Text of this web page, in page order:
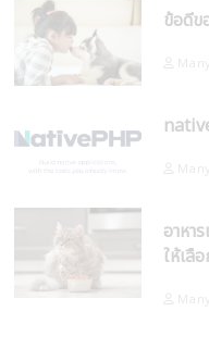
ข้อดีข
อาหา
ให้เลื